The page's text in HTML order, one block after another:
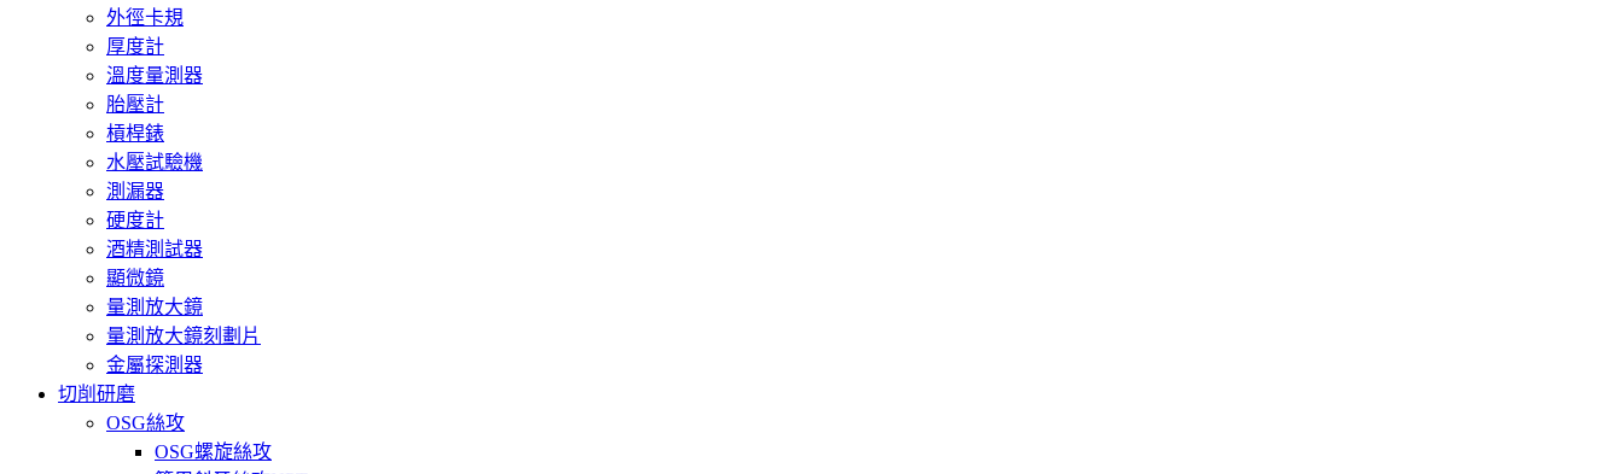
外徑卡規
厚度計
溫度量測器
胎壓計
槓桿錶
水壓試驗機
測漏器
硬度計
酒精測試器
顯微鏡
量測放大鏡
量測放大鏡刻劃片
金屬探測器
切削研磨
OSG絲攻
OSG螺旋絲攻